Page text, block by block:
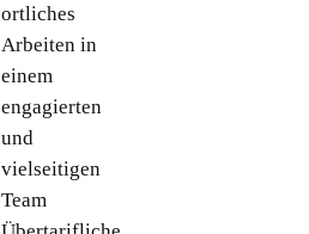
ortliches
Arbeiten in
einem
engagierten
und
vielseitigen
Team